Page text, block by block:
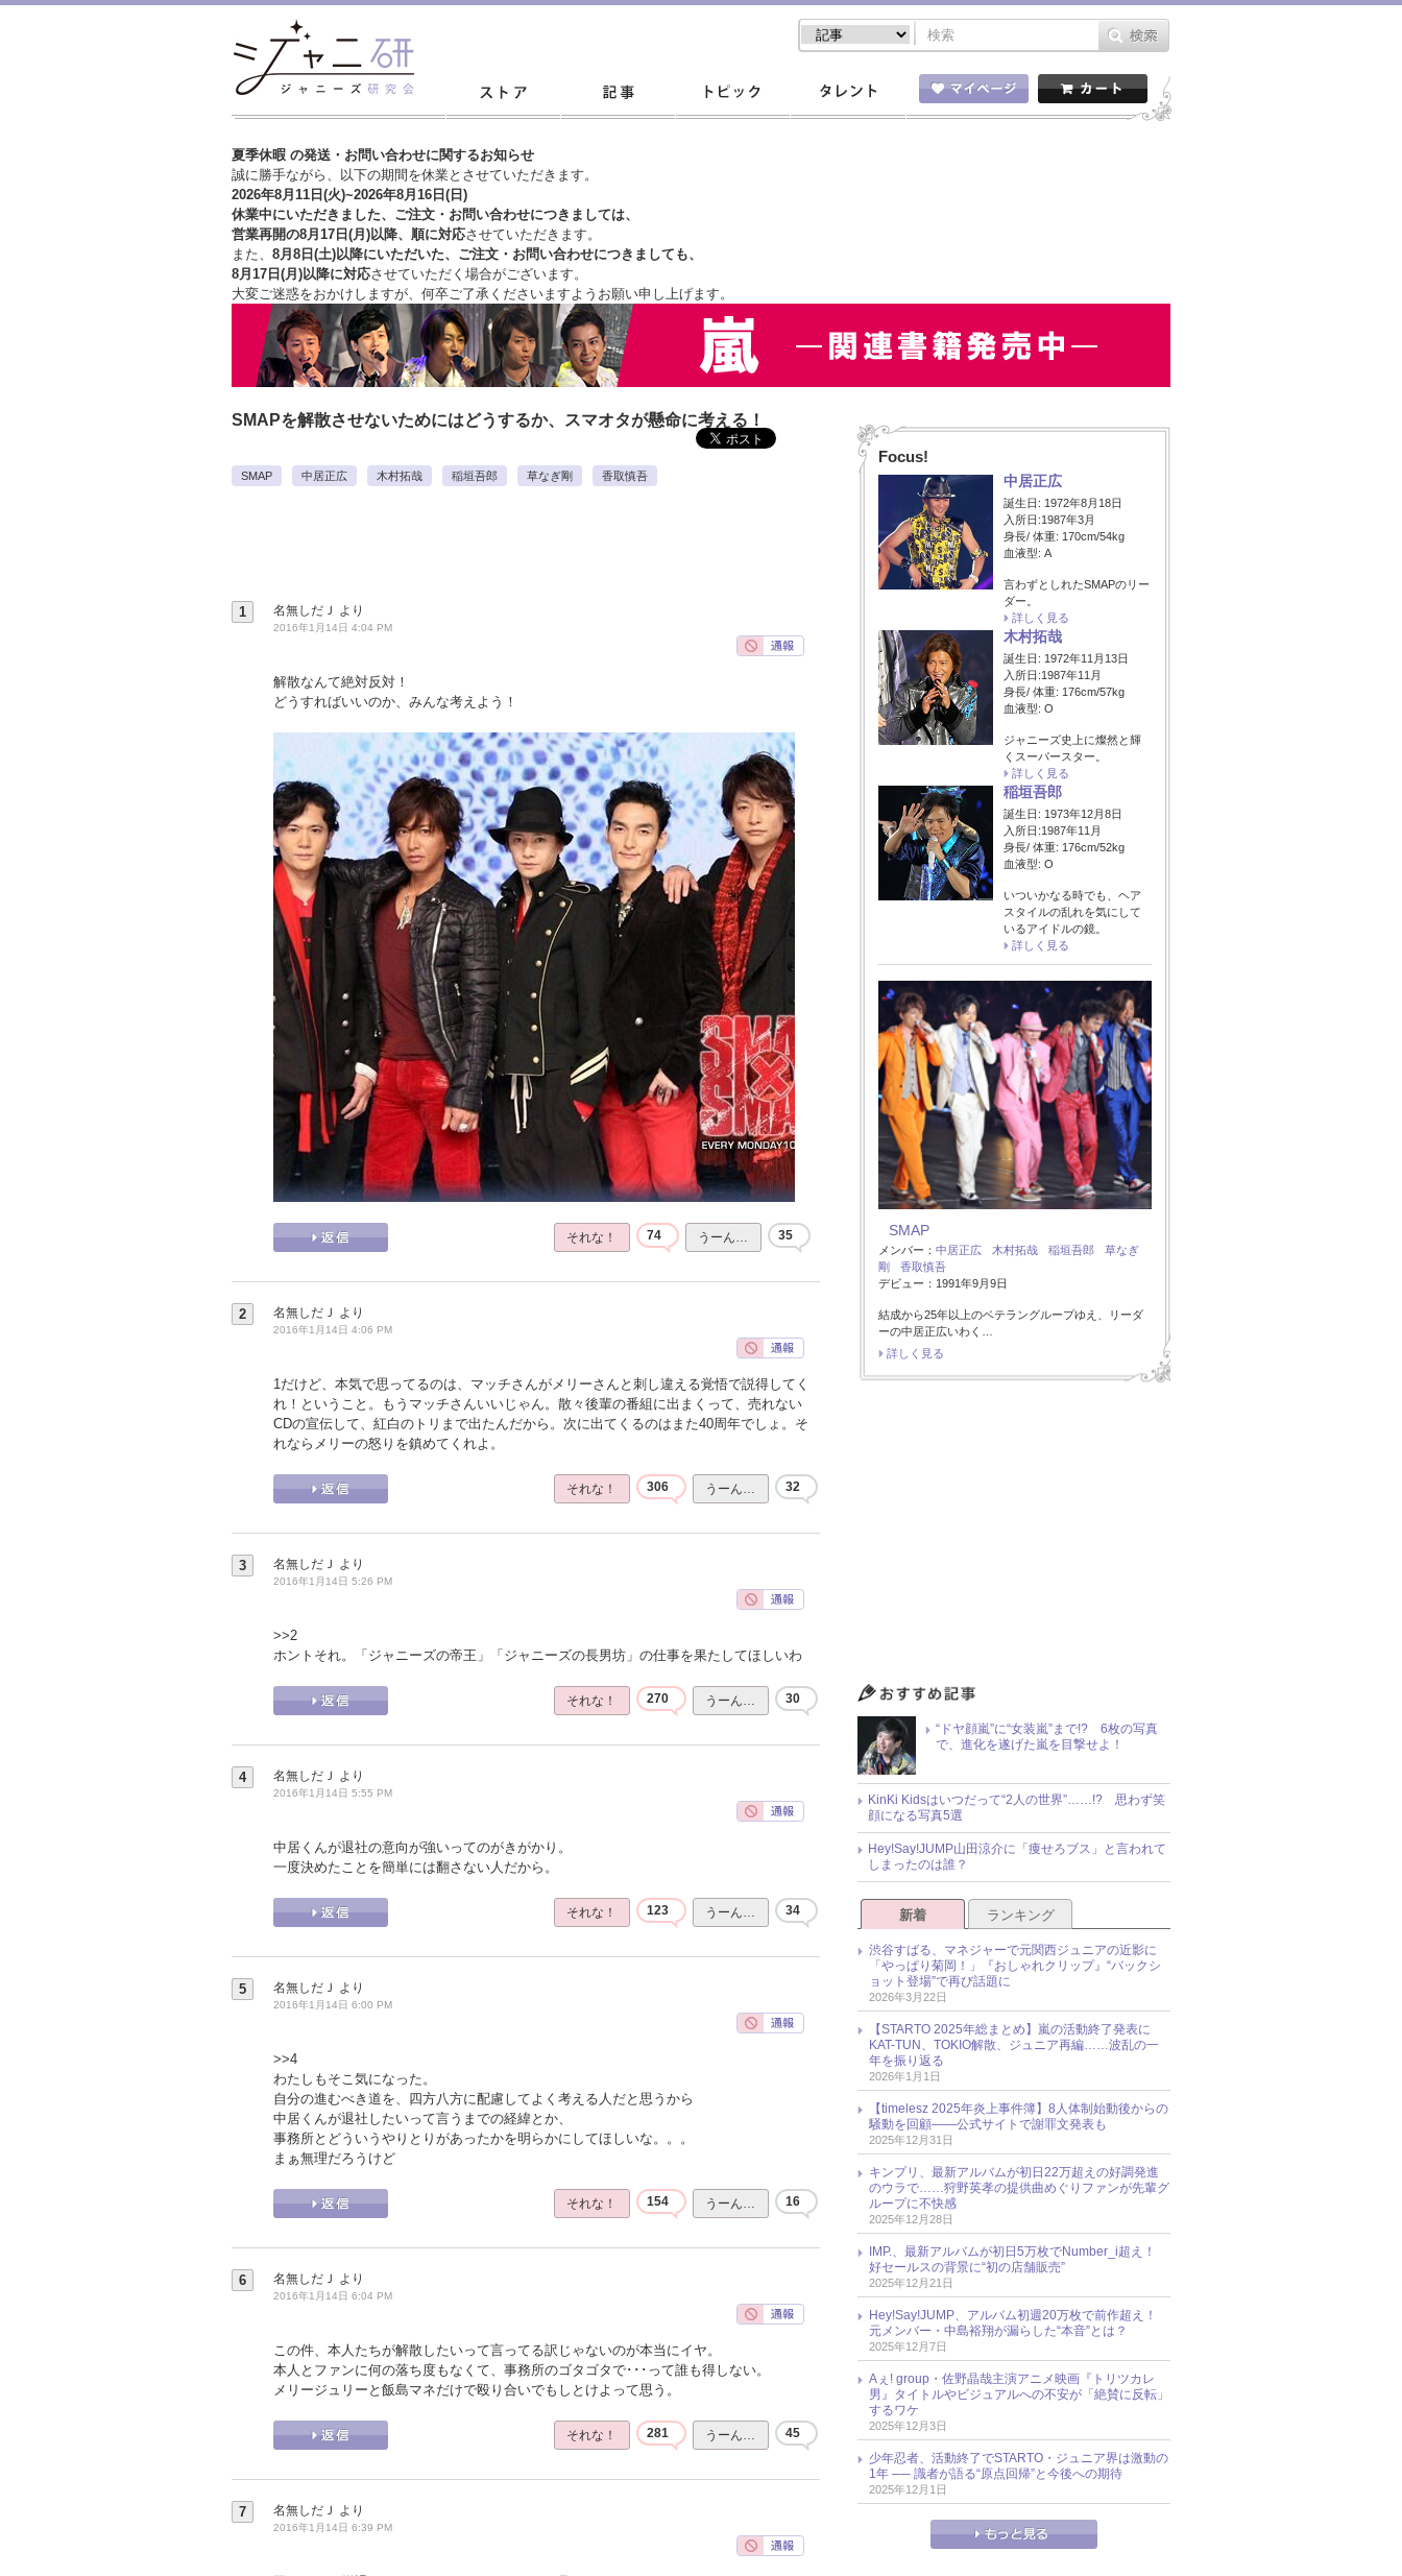
夏季休暇 の発送・お問い合わせに関するお知らせ
誠に勝手ながら、以下の期間を休業とさせていただきます。
2026年8月11日(火)~2026年8月16日(日)
休業中にいただきました、ご注文・お問い合わせにつきましては、
営業再開の8月17日(月)以降、順に対応させていただきます。
また、 8月8日(土)以降にいただいた、ご注文・ お問い合わせにつきましても、
8月17日(月)以降に対応させていただく場合がございます。
大変ご迷惑をおかけしますが、 何卒ご了承くださいますようお願い申し上げます。
SMAPを解散させないためにはどうするか、スマオタが懸命に考える！
SMAP 中居正広 木村拓哉 稲垣吾郎 草なぎ剛 香取慎吾
1 名無しだＪ より
2016年1月14日 4:04 PM
解散なんて絶対反対！
どうすればいいのか、みんな考えよう！
それな！ 74 うーん… 35
2 名無しだＪ より
2016年1月14日 4:06 PM
1だけど、本気で思ってるのは、マッチさんがメリーさんと刺し違える覚悟で説得してく
れ！ということ。もうマッチさんいいじゃん。散々後輩の番組に出まくって、売れない
CDの宣伝して、紅白のトリまで出たんだから。次に出てくるのはまた40周年でしょ。そ
れならメリーの怒りを鎮めてくれよ。
それな！ 306 うーん… 32
3 名無しだＪ より
2016年1月14日 5:26 PM
>>2
ホントそれ。「ジャニーズの帝王」「ジャニーズの長男坊」の仕事を果たしてほしいわ
それな！ 270 うーん… 30
4 名無しだＪ より
2016年1月14日 5:55 PM
中居くんが退社の意向が強いってのがきがかり。
一度決めたことを簡単には翻さない人だから。
それな！ 123 うーん… 34
5 名無しだＪ より
2016年1月14日 6:00 PM
>>4
わたしもそこ気になった。
自分の進むべき道を、四方八方に配慮してよく考える人だと思うから
中居くんが退社したいって言うまでの経緯とか、
事務所とどういうやりとりがあったかを明らかにしてほしいな。。。
まぁ無理だろうけど
それな！ 154 うーん… 16
6 名無しだＪ より
2016年1月14日 6:04 PM
この件、本人たちが解散したいって言ってる訳じゃないのが本当にイヤ。
本人とファンに何の落ち度もなくて、事務所のゴタゴタで･･･って誰も得しない。
メリージュリーと飯島マネだけで殴り合いでもしとけよって思う。
それな！ 281 うーん… 45
7 名無しだＪ より
2016年1月14日 6:39 PM
Focus!
中居正広
誕生日: 1972年8月18日
入所日:1987年3月
身長/ 体重: 170cm/54kg
血液型: A
言わずとしれたSMAPのリー
ダー。
詳しく見る
木村拓哉
誕生日: 1972年11月13日
入所日:1987年11月
身長/ 体重: 176cm/57kg
血液型: O
ジャニーズ史上に燦然と輝
くスーパースター。
詳しく見る
稲垣吾郎
誕生日: 1973年12月8日
入所日:1987年11月
身長/ 体重: 176cm/52kg
血液型: O
いついかなる時でも、ヘア
スタイルの乱れを気にして
いるアイドルの鏡。
詳しく見る
SMAP
メンバー： 中居正広 木村拓哉 稲垣吾郎
草なぎ
剛
香取慎吾
デビュー：1991年9月9日
結成から25年以上のベテラングループゆえ、リーダ
ーの中居正広いわく…
詳しく見る
“ドヤ顔嵐”に“女装嵐”まで!? 6枚の写真
で、進化を遂げた嵐を目撃せよ！
KinKi Kidsはいつだって“2人の世界”……!? 思わず笑
顔になる写真5選
Hey!Say!JUMP山田涼介に「痩せろブス」と言われて
しまったのは誰？
新着 ランキング
渋谷すばる、マネジャーで元関西ジュニアの近影に
「やっぱり菊岡！」『おしゃれクリップ』“バックシ
ョット登場”で再び話題に
2026年3月22日
【STARTO 2025年総まとめ】嵐の活動終了発表に
KAT-TUN、TOKIO解散、ジュニア再編……波乱の一
年を振り返る
2026年1月1日
【timelesz 2025年炎上事件簿】8人体制始動後からの
騒動を回顧――公式サイトで謝罪文発表も
2025年12月31日
キンプリ、最新アルバムが初日22万超えの好調発進
のウラで……狩野英孝の提供曲めぐりファンが先輩グ
ループに不快感
2025年12月28日
IMP.、最新アルバムが初日5万枚でNumber_i超え！
好セールスの背景に“初の店舗販売”
2025年12月21日
Hey!Say!JUMP、アルバム初週20万枚で前作超え！
元メンバー・中島裕翔が漏らした“本音”とは？
2025年12月7日
Aぇ! group・佐野晶哉主演アニメ映画『トリツカレ
男』タイトルやビジュアルへの不安が「絶賛に反転」
するワケ
2025年12月3日
少年忍者、活動終了でSTARTO・ジュニア界は激動の
1年 ── 識者が語る“原点回帰”と今後への期待
2025年12月1日